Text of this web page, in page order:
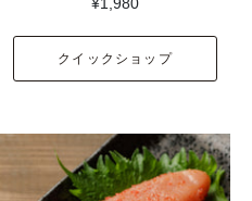
クイックショップ